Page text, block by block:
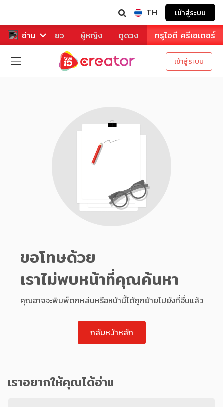
TH เข้าสู่ระบบ
อ่าน
หาร ท่องเที่ยว ผู้หญิง ดูดวง ทรูไอดี ครีเอเตอร์
เข้าสู่ระบบ
ขอโทษด้วย
เราไม่พบหน้าที่คุณค้นหา
คุณอาจจะพิมพ์ตกหล่นหรือหน้านี้ได้ถูกย้ายไปยังที่อื่นแล้ว
กลับหน้าหลัก
เราอยากให้คุณได้อ่าน